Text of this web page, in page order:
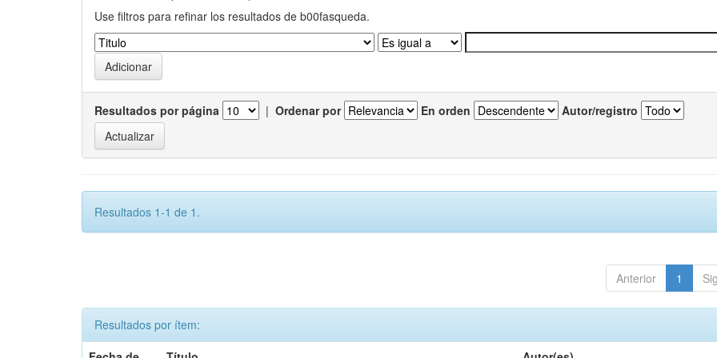
Use filtros para refinar los resultados de b00fasqueda.
Resultados por página | Ordenar por En orden Autor/registro
Resultados 1-1 de 1.
Anterior 1
Resultados por ítem: